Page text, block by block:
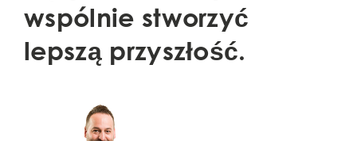
wspólnie stworzyć
lepszą przyszłość.